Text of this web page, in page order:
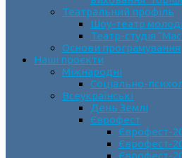
Театральний профіль
Шоу-театр
Театр-студія
Основи програмування
Наші проєкти
Міжнародні
Соціально-
Всеукраїнські
День Землі
Єврофест
Єврофест-
Єврофест-
Єврофест-